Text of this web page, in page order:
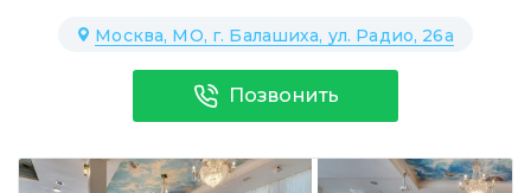
Москва, МО, г. Балашиха, ул. Радио, 26а
Позвонить